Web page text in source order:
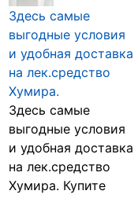
Здесь самые
выгодные условия
и удобная доставка
на лек.средство
Хумира.
Здесь самые
выгодные условия
и удобная доставка
на лек.средство
Хумира. Купите